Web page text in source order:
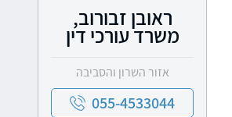
ראובן זבורוב,
משרד עורכי דין
אזור השרון והסביבה
055-4533044